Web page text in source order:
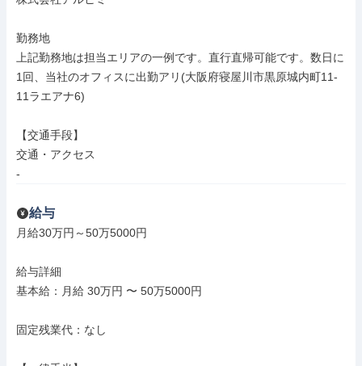
勤務地
上記勤務地は担当エリアの一例です。直行直帰可能です。数日に
1回、当社のオフィスに出勤アリ(大阪府寝屋川市黒原城内町11-
11ラエアナ6)
【交通手段】
交通・アクセス
-
給与
月給30万円～50万5000円
給与詳細
基本給：月給 30万円 〜 50万5000円
固定残業代：なし